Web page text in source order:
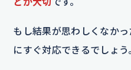
もし結果が思わしくなか
にすぐ対応できるでしょう